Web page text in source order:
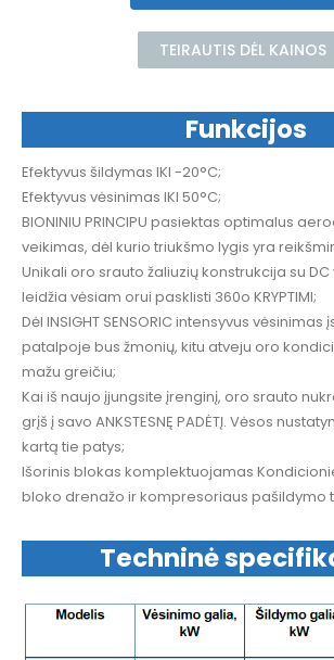
TEIRAUTIS DĖL KAINOS
Funkcijos
Efektyvus šildymas IKI -20°C;
Efektyvus vėsinimas IKI 50°C;
BIONINIU PRINCIPU pasiektas optimalus
veikimas, dėl kurio triukšmo lygis yra
Unikali oro srauto žaliuzių konstrukcija su
leidžia vėsiam orui pasklisti 360o KRYPTIMI;
Dėl INSIGHT SENSORIC intensyvus
patalpoje bus žmonių, kitu atveju oro
mažu greičiu;
Kai iš naujo įjungsite įrenginį, oro srauto
grįš į savo ANKSTESNĘ PADĖTĮ. Vėsos
kartą tie patys;
Išorinis blokas komplektuojamas
bloko drenažo ir kompresoriaus pašildymo
Techninė